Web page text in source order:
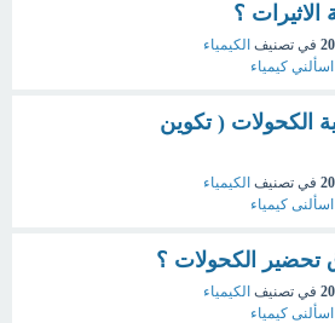
؟
في تصنيف الكيمياء
اسألني كيمياء
( تكوين
في تصنيف الكيمياء
اسألنى كيمياء
الكحولات ؟
في تصنيف الكيمياء
اسألنى كيمياء